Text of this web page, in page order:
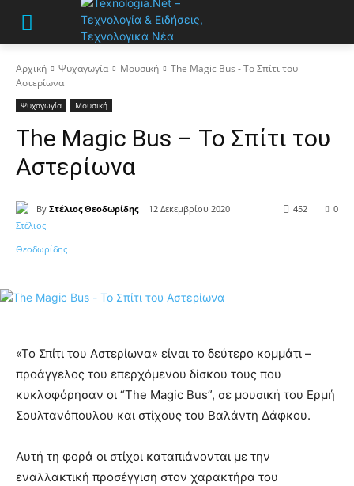
Αρχική Ψυχαγωγία Μουσική
The Magic Bus - Το Σπίτι του
Αστερίωνα
Ψυχαγωγία Μουσική
The Magic Bus – Το Σπίτι του
Αστερίωνα
By Στέλιος Θεοδωρίδης 12 Δεκεμβρίου 2020 0
452
«Το Σπίτι του Αστερίωνα» είναι το δεύτερο κομμάτι –
προάγγελος του επερχόμενου δίσκου τους που
κυκλοφόρησαν οι “The Magic Bus”, σε μουσική του Ερμή
Σουλτανόπουλου και στίχους του Βαλάντη Δάφκου.
Αυτή τη φορά οι στίχοι καταπιάνονται με την
εναλλακτική προσέγγιση στον χαρακτήρα του